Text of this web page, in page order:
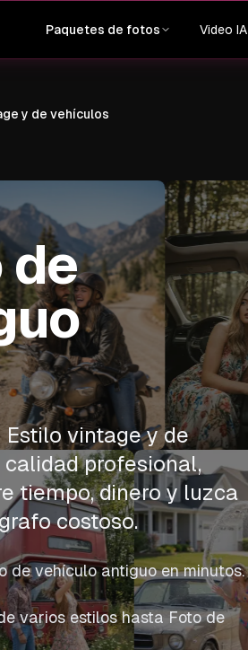
Paquetes de fotos Video IA
y de vehículos
de
vintage y de
profesional,
tiempo, dinero y luzca
costoso.
de vehículo antiguo en minutos.
varios estilos hasta Foto de